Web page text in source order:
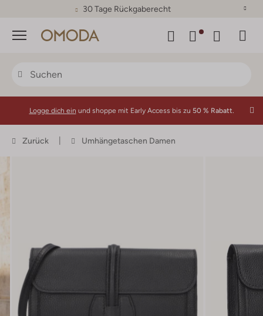
Nachzahlung möglich mit Klarna
Menü
Logge dich ein und shoppe mit Early Access bis zu 50 % Rabatt.
Zurück Umhängetaschen Damen